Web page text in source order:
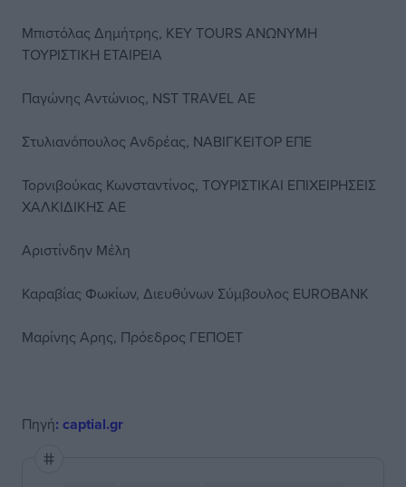
Μπιστόλας Δημήτρης, KEY TOURS ΑΝΩΝΥΜΗ
ΤΟΥΡΙΣΤΙΚΗ ΕΤΑΙΡΕΙΑ
Παγώνης Αντώνιος, NST TRAVEL AE
Στυλιανόπουλος Ανδρέας, ΝΑΒΙΓΚΕΙΤΟΡ ΕΠΕ
Τορνιβούκας Κωνσταντίνος, ΤΟΥΡΙΣΤΙΚΑΙ ΕΠΙΧΕΙΡΗΣΕΙΣ
ΧΑΛΚΙΔΙΚΗΣ ΑΕ
Αριστίνδην Μέλη
Καραβίας Φωκίων, Διευθύνων Σύμβουλος EUROBANK
Μαρίνης Αρης, Πρόεδρος ΓΕΠΟΕΤ
Πηγή: captial.gr